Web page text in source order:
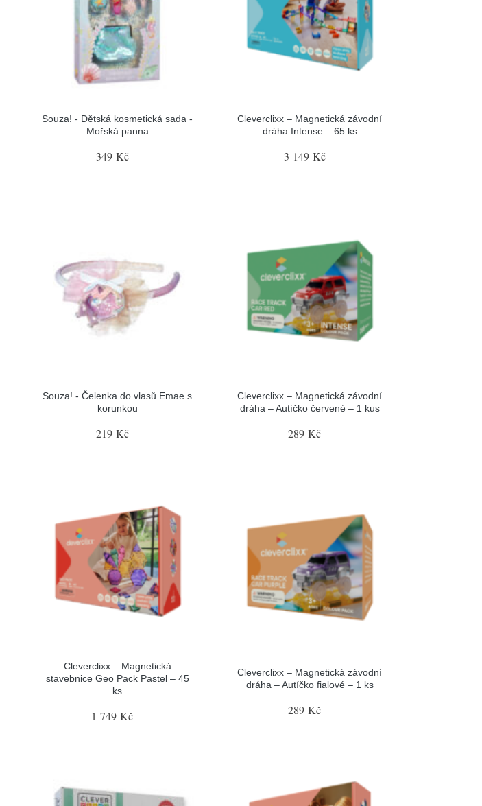
Souza! - Dětská kosmetická sada -
Mořská panna
349 Kč
Cleverclixx – Magnetická závodní
dráha Intense – 65 ks
3 149 Kč
Souza! - Čelenka do vlasů Emae s
korunkou
219 Kč
Cleverclixx – Magnetická závodní
dráha – Autíčko červené – 1 kus
289 Kč
Cleverclixx – Magnetická
stavebnice Geo Pack Pastel – 45
ks
1 749 Kč
Cleverclixx – Magnetická závodní
dráha – Autíčko fialové – 1 ks
289 Kč